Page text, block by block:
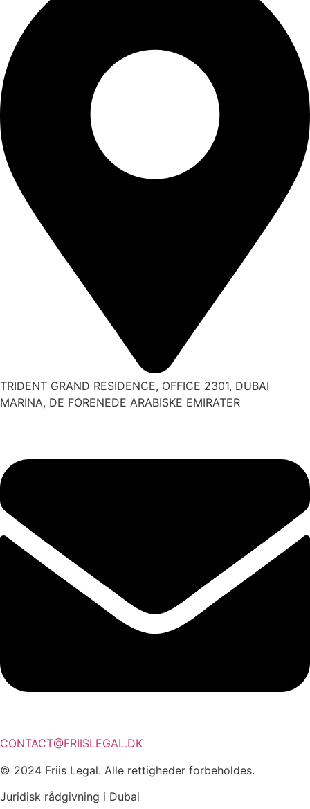
TRIDENT GRAND RESIDENCE, OFFICE 2301, DUBAI
MARINA, DE FORENEDE ARABISKE EMIRATER
CONTACT@FRIISLEGAL.DK
© 2024 Friis Legal. Alle rettigheder forbeholdes.
Juridisk rådgivning i Dubai